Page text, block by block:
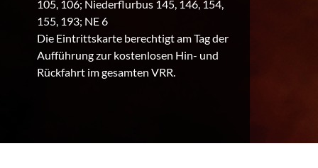
105, 106; Niederflurbus 145, 146, 154,
155, 193; NE 6
Die Eintrittskarte berechtigt am Tag der
Aufführung zur kostenlosen Hin- und
Rückfahrt im gesamten VRR.